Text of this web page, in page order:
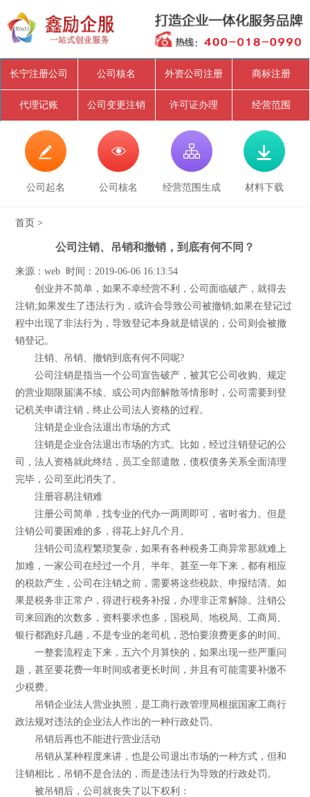
长宁注册公司 公司核名 外资公司注册 商标注册
代理记账 公司变更注销 许可证办理 经营范围

公司起名

公司核名

经营范围生成

材料下载
首页 >
公司注销、吊销和撤销，到底有何不同？
来源：web 时间：2019-06-06 16:13:54
创业并不简单，如果不幸经营不利，公司面临破产，就得去
注销;如果发生了违法行为，或许会导致公司被撤销;如果在登记过
程中出现了非法行为，导致登记本身就是错误的，公司则会被撤
销登记。
注销、吊销、撤销到底有何不同呢?
公司注销是指当一个公司宣告破产，被其它公司收购、规定
的营业期限届满不续、或公司内部解散等情形时，公司需要到登
记机关申请注销，终止公司法人资格的过程。
注销是企业合法退出市场的方式
注销是企业合法退出市场的方式。比如，经过注销登记的公
司，法人资格就此终结，员工全部遣散，债权债务关系全面清理
完毕，公司至此消失了。
注册容易注销难
注册公司简单，找专业的代办一两周即可，省时省力。但是
注销公司要困难的多，得花上好几个月。
注销公司流程繁琐复杂，如果有各种税务工商异常那就难上
加难，一家公司在经过一个月、半年、甚至一年下来，都有相应
的税款产生，公司在注销之前，需要将这些税款、申报结清。如
果是税务非正常户，得进行税务补报，办理非正常解除。注销公
司来回跑的次数多，资料要求也多，国税局、地税局、工商局、
银行都跑好几趟，不是专业的老司机，恐怕要浪费更多的时间。
一整套流程走下来，五六个月算快的，如果出现一些严重问
题，甚至要花费一年时间或者更长时间，并且有可能需要补缴不
少税费。
吊销企业法人营业执照，是工商行政管理局根据国家工商行
政法规对违法的企业法人作出的一种行政处罚。
吊销后再也不能进行营业活动
吊销从某种程度来讲，也是公司退出市场的一种方式，但和
注销相比，吊销不是合法的，而是违法行为导致的行政处罚。
被吊销后，公司就丧失了以下权利：